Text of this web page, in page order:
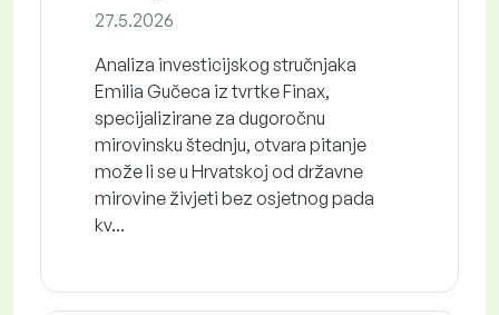
27.5.2026
Analiza investicijskog stručnjaka
Emilia Gučeca iz tvrtke Finax,
specijalizirane za dugoročnu
mirovinsku štednju, otvara pitanje
može li se u Hrvatskoj od državne
mirovine živjeti bez osjetnog pada
kv...